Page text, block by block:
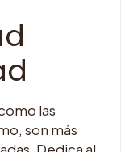
las
son más